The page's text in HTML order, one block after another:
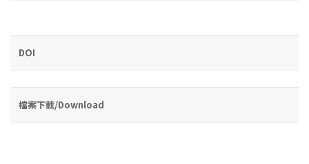
DOI
檔案下載/Download